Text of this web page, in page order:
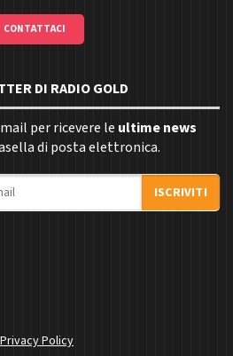
CONTATTACI
DI RADIO GOLD
per ricevere le ultime news
di posta elettronica.
ISCRIVITI
Privacy Policy